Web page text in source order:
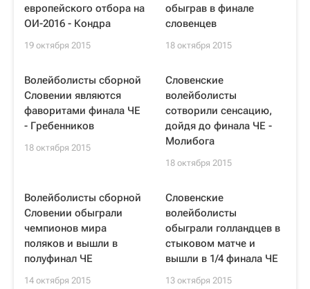
европейского отбора на
ОИ-2016 - Кондра
19 октября 2015
обыграв в финале
словенцев
18 октября 2015
Волейболисты сборной
Словении являются
фаворитами финала ЧЕ
- Гребенников
18 октября 2015
Словенские
волейболисты
сотворили сенсацию,
дойдя до финала ЧЕ -
Молибога
18 октября 2015
Волейболисты сборной
Словении обыграли
чемпионов мира
поляков и вышли в
полуфинал ЧЕ
14 октября 2015
Словенские
волейболисты
обыграли голландцев в
стыковом матче и
вышли в 1/4 финала ЧЕ
13 октября 2015